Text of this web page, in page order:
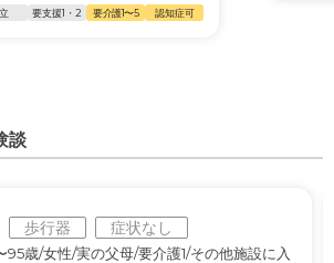
要支援1・2 要介護1〜5 認知症可
談
歩行器 症状なし
95歳/女性/実の父母/要介護1/その他施設に入